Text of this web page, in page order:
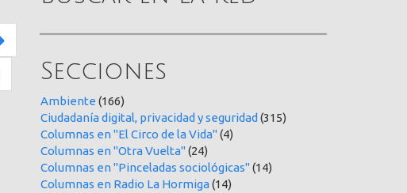
Secciones
Ambiente (166)
Ciudadanía digital, privacidad y seguridad (315)
Columnas en "El Circo de la Vida"(4)
Columnas en "Otra Vuelta"(24)
Columnas en "Pinceladas sociológicas"(14)
Columnas en Radio La Hormiga(14)